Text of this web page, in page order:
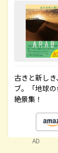
古きと新し
ブ。「地球
絶景集！
AD